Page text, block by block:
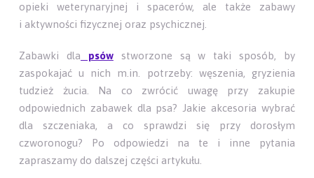
opieki weterynaryjnej i spacerów, ale także zabawy
i aktywności fizycznej oraz psychicznej.
Zabawki dla psówstworzone są w taki sposób, by
zaspokajać u nich m.in. potrzeby: węszenia, gryzienia
tudzież żucia. Na co zwrócić uwagę przy zakupie
odpowiednich zabawek dla psa? Jakie akcesoria wybrać
dla szczeniaka, a co sprawdzi się przy dorosłym
czworonogu? Po odpowiedzi na te i inne pytania
zapraszamy do dalszej części artykułu.